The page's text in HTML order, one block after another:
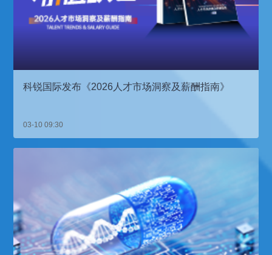
科锐国际发布《2026人才市场洞察及薪酬指南》
03-10 09:30